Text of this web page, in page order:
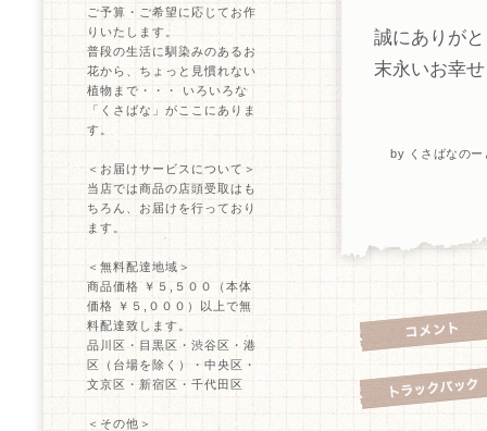
ご予算・ご希望に応じてお作
りいたします。
普段の生活に馴染みのあるお
花から、ちょっと見慣れない
植物まで・・・ いろいろな
「くさばな」がここにありま
す。
＜お届けサービスについて＞
当店では商品の店頭受取はも
ちろん、お届けを行っており
ます。
＜無料配達地域＞
商品価格 ￥５,５００（本体
価格 ￥５,０００）以上で無
料配達致します。
品川区・目黒区・渋谷区・港
区（台場を除く）・中央区・
文京区・新宿区・千代田区
＜その他＞
誠にありが
末永いお幸
by くさばなのー